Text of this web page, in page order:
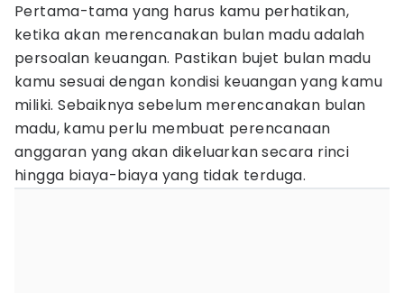
Pertama-tama yang harus kamu perhatikan,
ketika akan merencanakan bulan madu adalah
persoalan keuangan. Pastikan bujet bulan madu
kamu sesuai dengan kondisi keuangan yang kamu
miliki. Sebaiknya sebelum merencanakan bulan
madu, kamu perlu membuat perencanaan
anggaran yang akan dikeluarkan secara rinci
hingga biaya-biaya yang tidak terduga.